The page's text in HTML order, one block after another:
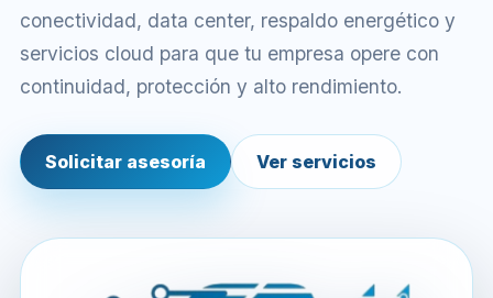
conectividad, data center, respaldo energético y
servicios cloud para que tu empresa opere con
continuidad, protección y alto rendimiento.
Solicitar asesoría Ver servicios